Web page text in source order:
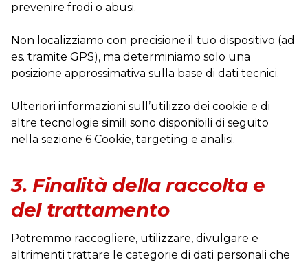
prevenire frodi o abusi.
Non localizziamo con precisione il tuo dispositivo (ad
es. tramite GPS), ma determiniamo solo una
posizione approssimativa sulla base di dati tecnici.
Ulteriori informazioni sull’utilizzo dei cookie e di
altre tecnologie simili sono disponibili di seguito
nella sezione 6 Cookie, targeting e analisi.
3. Finalità della raccolta e
del trattamento
Potremmo raccogliere, utilizzare, divulgare e
altrimenti trattare le categorie di dati personali che